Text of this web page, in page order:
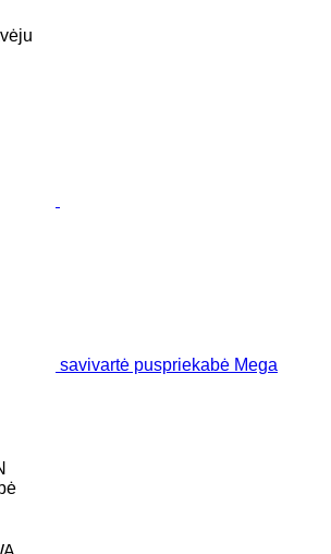
savivartė puspriekabė Mega